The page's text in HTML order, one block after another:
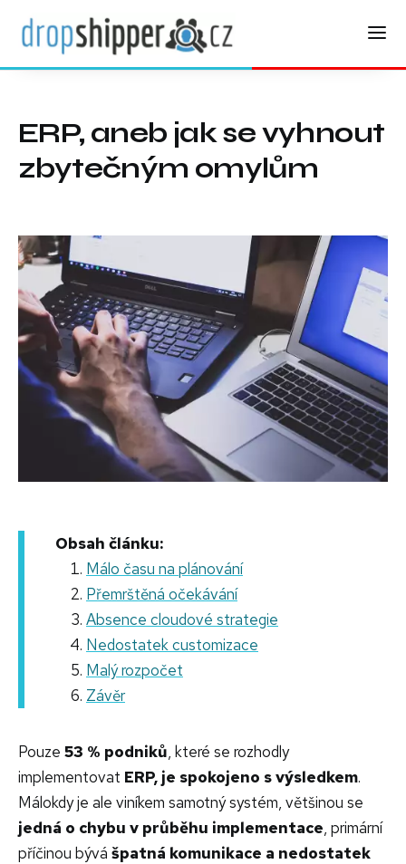
ERP, aneb jak se vyhnout
zbytečným omylům
Obsah článku:
Málo času na plánování
Přemrštěná očekávání
Absence cloudové strategie
Nedostatek customizace
Malý rozpočet
Závěr
Pouze 53 % podniků, které se rozhodly
implementovat ERP, je spokojeno s výsledkem.
Málokdy je ale viníkem samotný systém, většinou se
jedná o chybu v průběhu implementace, primární
příčinou bývá špatná komunikace a nedostatek